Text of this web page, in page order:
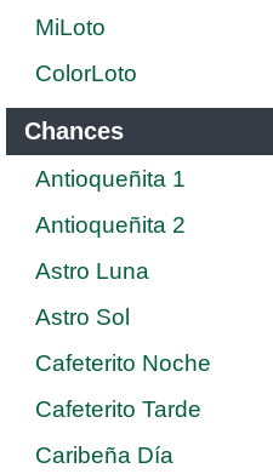
MiLoto
ColorLoto
Chances
Antioqueñita 1
Antioqueñita 2
Astro Luna
Astro Sol
Cafeterito Noche
Cafeterito Tarde
Caribeña Día